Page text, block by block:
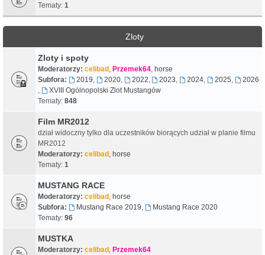
Tematy: 1
Zloty
Zloty i spoty
Moderatorzy: celibad, Przemek64, horse
Subfora:
2019, 2020, 2022, 2023, 2024, 2025,
2026
,
XVIII Ogólnopolski Zlot Mustangów
Tematy: 848
Film MR2012
dział widoczny tylko dla uczestników biorących udział w planie filmu
MR2012
Moderatorzy: celibad, horse
Tematy: 1
MUSTANG RACE
Moderatorzy: celibad, horse
Subfora:
Mustang Race 2019,
Mustang Race 2020
Tematy: 96
MUSTKA
Moderatorzy: celibad, Przemek64